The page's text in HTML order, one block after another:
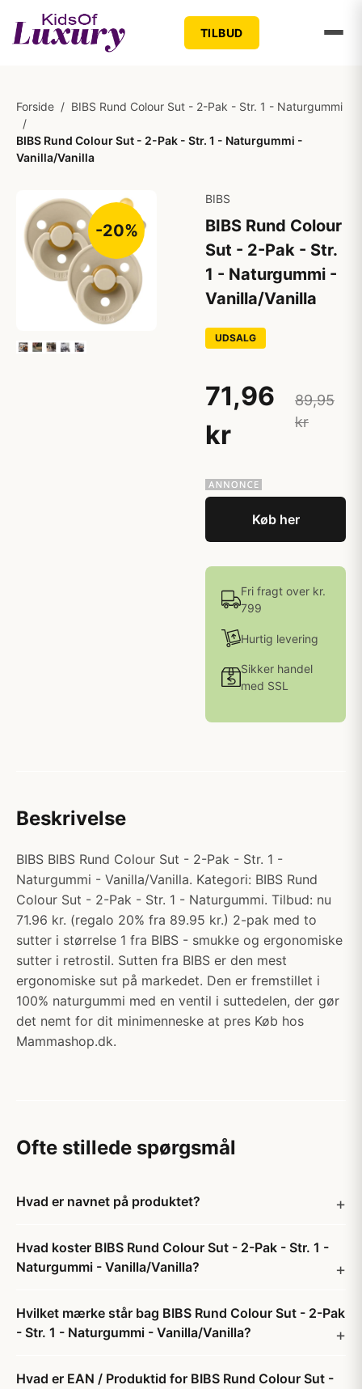
TILBUD
Forside / BIBS Rund Colour Sut - 2-Pak - Str. 1 - Naturgummi
/
BIBS Rund Colour Sut - 2-Pak - Str. 1 - Naturgummi -
Vanilla/Vanilla
-20%
BIBS
BIBS Rund Colour
Sut - 2-Pak - Str.
1 - Naturgummi -
Vanilla/Vanilla
UDSALG
71,96
kr
89,95
kr
Køb her
Fri fragt over kr.
799
Hurtig levering
Sikker handel
med SSL
Beskrivelse
BIBS BIBS Rund Colour Sut - 2-Pak - Str. 1 -
Naturgummi - Vanilla/Vanilla. Kategori: BIBS Rund
Colour Sut - 2-Pak - Str. 1 - Naturgummi. Tilbud: nu
71.96 kr. (regalo 20% fra 89.95 kr.) 2-pak med to
sutter i størrelse 1 fra BIBS - smukke og ergonomiske
sutter i retrostil. Sutten fra BIBS er den mest
ergonomiske sut på markedet. Den er fremstillet i
100% naturgummi med en ventil i suttedelen, der gør
det nemt for dit minimenneske at pres Køb hos
Mammashop.dk.
Ofte stillede spørgsmål
Hvad er navnet på produktet?
Hvad koster BIBS Rund Colour Sut - 2-Pak - Str. 1 -
Naturgummi - Vanilla/Vanilla?
Hvilket mærke står bag BIBS Rund Colour Sut - 2-Pak
- Str. 1 - Naturgummi - Vanilla/Vanilla?
Hvad er EAN / Produktid for BIBS Rund Colour Sut -